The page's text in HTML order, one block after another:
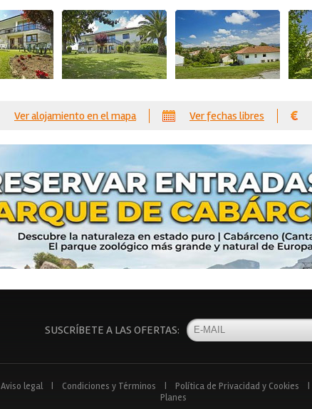
Ver alojamiento en el mapa Ver fechas libres
SUSCRÍBETE A LAS OFERTAS:
Aviso legal Condiciones y Términos Política de Privacidad y Cookies
Planes